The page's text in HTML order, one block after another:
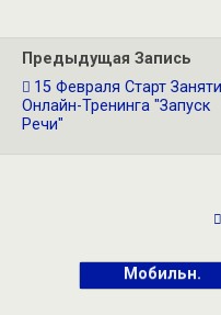
Предыдущая Запись
15 Февраля Старт
Онлайн-Тренинга "Запуск
Речи"
Мобильн.